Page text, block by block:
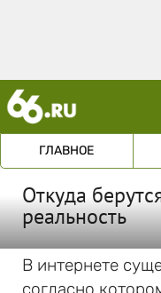
ГЛАВНОЕ
Откуда
реальность
В интернете